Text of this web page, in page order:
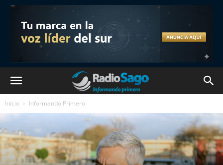
Inicio Informando Primero